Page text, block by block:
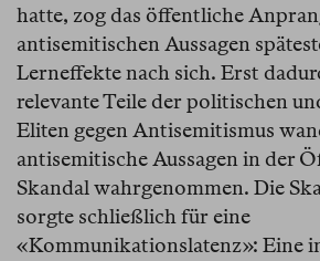
hatte, zog das öffentliche
antisemitischen Aussagen
Lerneffekte nach sich. Erst
relevante Teile der politischen
Eliten gegen Antisemitismus
antisemitische Aussagen in der
Skandal wahrgenommen. Die
sorgte schließlich für eine
«Kommunikationslatenz»: Eine